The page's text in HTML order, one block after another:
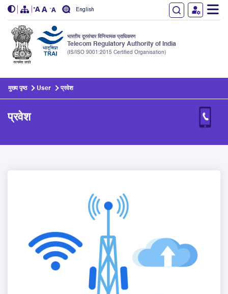
English
भारतीय दूरसंचार विनियामक प्राधिकरण
Telecom Regulatory Authority of India
(IS/ISO 9001:2015 Certified Organisation)
मुख्य पृष्ठ User प्रवेश
प्रवेश